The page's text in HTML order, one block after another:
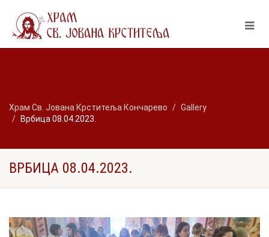
Храм Св. Јована Крститеља Кончарево
Gallery
Врбица 08.04.2023.
ВРБИЦА 08.04.2023.